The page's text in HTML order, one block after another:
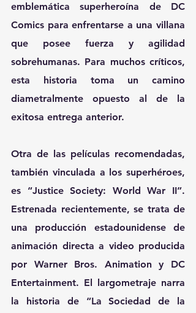
emblemática superheroína de DC
Comics para enfrentarse a una villana
que posee fuerza y agilidad
sobrehumanas. Para muchos críticos,
esta historia toma un camino
diametralmente opuesto al de la
exitosa entrega anterior.
Otra de las películas recomendadas,
también vinculada a los superhéroes,
es “Justice Society: World War II”.
Estrenada recientemente, se trata de
una producción estadounidense de
animación directa a video producida
por Warner Bros. Animation y DC
Entertainment. El largometraje narra
la historia de “La Sociedad de la